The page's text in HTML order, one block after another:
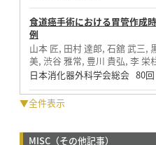
食道癌手術における胃管作成
例
山本 匠, 田村 達郎, 石舘 武三,
美, 渋谷 雅常, 豊川 貴弘, 李 栄
日本消化器外科学会総会 80
▼全件表示
MISC（その他記事）